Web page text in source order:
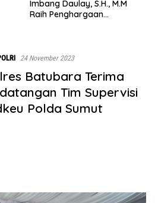
Imbang Daulay, S.H., M.M
Raih Penghargaan
24 November 2023
Batubara Terima
Tim Supervisi
Polda Sumut